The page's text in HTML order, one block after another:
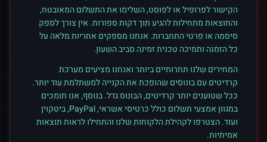
הקישור לפרופיל או לפוסט, השלימו את התשלום המאובטח,
והתוצאות מתחילות להגיע תוך דקות ספורות. אין צורך לספק
סיסמה או פרטי התחברות. אנחנו מספקים אחריות מלאה על
כל הזמנה ותמיכה טכנית זמינה סביב השעון.
המחירים שלנו תחרותיים ביותר ואנחנו מציעים מערכת
קרדיטים עם בונוסים שהופכת את הקנייה למשתלמת עוד יותר.
ככל שטוענים יותר קרדיטים, הבונוס גדל. בנוסף, אנו תומכים
במגוון אמצעי תשלום כולל כרטיסי אשראי, PayPal, ביטקוין
ועוד. הצטרפו לקהילת הלקוחות שלנו והתחילו לראות תוצאות
אמיתיות.